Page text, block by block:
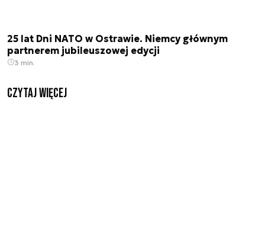
25 lat Dni NATO w Ostrawie. Niemcy głównym
partnerem jubileuszowej edycji
3 min.
czytaj więcej